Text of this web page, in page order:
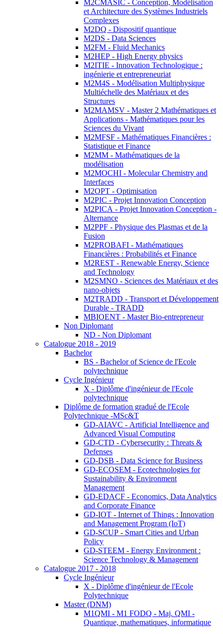
M2CMASIC - Conception, Modélisation
et Architecture des Systèmes Industriels
Complexes
M2DQ - Dispositif quantique
M2DS - Data Sciences
M2FM - Fluid Mechanics
M2HEP - High Energy physics
M2ITIE - Innovation Technologique :
ingénierie et entrepreneuriat
M2M4S - Modélisation Multiphysique
Multiéchelle des Matériaux et des
Structures
M2MAMSV - Master 2 Mathématiques et
Applications - Mathématiques pour les
Sciences du Vivant
M2MFSF - Mathématiques Financières :
Statistique et Finance
M2MM - Mathématiques de la
modélisation
M2MOCHI - Molecular Chemistry and
Interfaces
M2OPT - Optimisation
M2PIC - Projet Innovation Conception
M2PICA - Projet Innovation Conception -
Alternance
M2PPF - Physique des Plasmas et de la
Fusion
M2PROBAFI - Mathématiques
Financières : Probabilités et Finance
M2REST - Renewable Energy, Science
and Technology
M2SMNO - Sciences des Matériaux et des
nano-objets
M2TRADD - Transport et Développement
Durable - TRADD
MBIOENT - Master Bio-entrepreneur
Non Diplomant
ND - Non Diplomant
Catalogue 2018 - 2019
Bachelor
BS - Bachelor of Science de l'Ecole
polytechnique
Cycle Ingénieur
X - Diplôme d'ingénieur de l'Ecole
polytechnique
Diplôme de formation gradué de l'Ecole
Polytechnique -MSc&T
GD-AIAVC - Artificial Intelligence and
Advanced Visual Computing
GD-CTD - Cybersecurity : Threats &
Defenses
GD-DSB - Data Science for Business
GD-ECOSEM - Ecotechnologies for
Sustainability & Environment
Management
GD-EDACF - Economics, Data Analytics
and Corporate Finance
GD-IOT - Internet of Things : Innovation
and Management Program (IoT)
GD-SCUP - Smart Cities and Urban
Policy
GD-STEEM - Energy Environment :
Science Technology & Management
Catalogue 2017 - 2018
Cycle Ingénieur
X - Diplôme d'ingénieur de l'Ecole
Polytechnique
Master (DNM)
M1QMI - M1 FODQ - Maj. QMI -
Quantique, mathematiques, informatique